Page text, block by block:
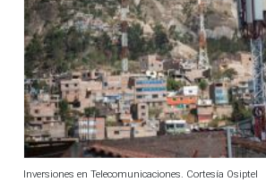
Inversiones en Telecomunicaciones. Cortesía Osiptel